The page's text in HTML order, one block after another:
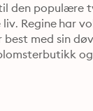
den populære
Regine har
med sin